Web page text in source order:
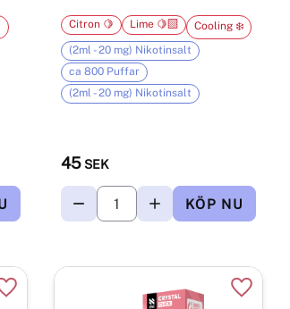
45 SEK
Citron 🍋 Lime 🍋‍🟩
Cooling ❄️
(2ml - 20 mg) Nikotinsalt
ca 800 Puffar
(2ml - 20 mg) Nikotinsalt
Lägg till i favoriter Lägg